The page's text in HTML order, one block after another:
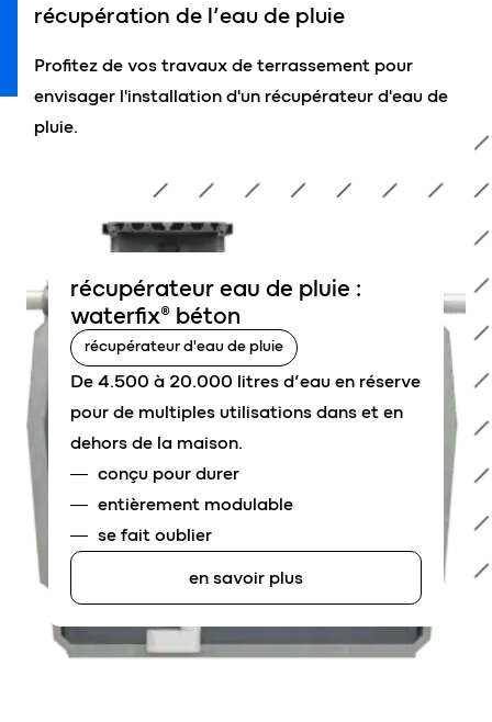
récupération de l’eau de pluie
Profitez de vos travaux de terrassement pour
envisager l'installation d'un récupérateur d'eau de
pluie.
récupérateur eau de pluie :
waterfix® béton
récupérateur d'eau de pluie
De 4.500 à 20.000 litres d’eau en réserve
pour de multiples utilisations dans et en
dehors de la maison.
conçu pour durer
entièrement modulable
se fait oublier
en savoir plus